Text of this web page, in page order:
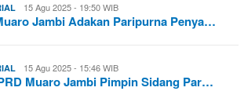
15 Agu 2025 - 19:50 WIB
Jambi Adakan Paripurna Penya…
15 Agu 2025 - 15:46 WIB
Muaro Jambi Pimpin Sidang Par…